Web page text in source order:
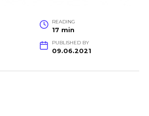
READING
17 min
PUBLISHED BY
09.06.2021